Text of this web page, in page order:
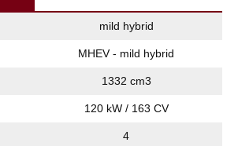
mild hybrid
MHEV - mild hybrid
1332 cm3
120 kW / 163 CV
4